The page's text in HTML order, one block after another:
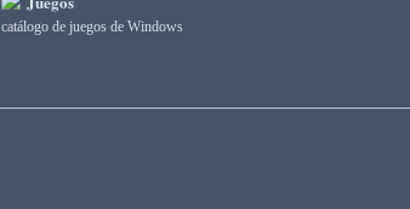
catálogo de juegos de Windows